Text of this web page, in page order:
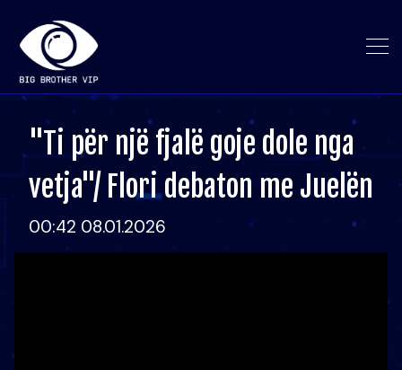
"Ti për një fjalë goje dole nga
vetja"/ Flori debaton me Juelën
00:42 08.01.2026